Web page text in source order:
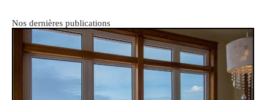
Nos dernières publications